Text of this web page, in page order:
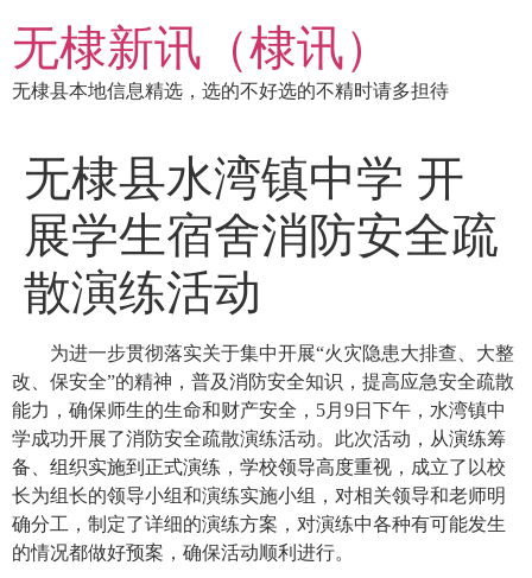
到
内
容
无棣新讯（棣讯）
无棣县本地信息精选，选的不好选的不精时请多担待
无棣县水湾镇中学 开
展学生宿舍消防安全疏
散演练活动
为进一步贯彻落实关于集中开展“火灾隐患大排查、大整
改、保安全”的精神，普及消防安全知识，提高应急安全疏散
能力，确保师生的生命和财产安全， 5月 9日下午，水湾镇中
学成功开展了消防安全疏散演练活动。此次活动， 从演练筹
备、组织实施到正式演练，学校领导高度重视， 成立了以校
长为组长的领导小组和演练实施小组，对相关领导和老师明
确分工，制定了详细的演练方案，对演练中各种有可能发生
的情况都做好预案，确保活动顺利进行。